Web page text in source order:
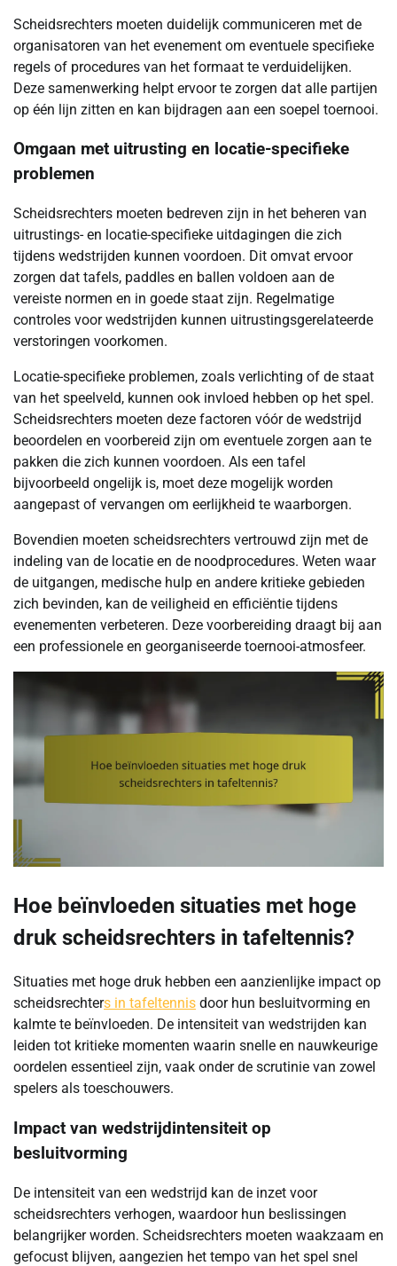
Scheidsrechters moeten duidelijk communiceren met de
organisatoren van het evenement om eventuele specifieke
regels of procedures van het formaat te verduidelijken.
Deze samenwerking helpt ervoor te zorgen dat alle partijen
op één lijn zitten en kan bijdragen aan een soepel toernooi.
Omgaan met uitrusting en locatie-specifieke
problemen
Scheidsrechters moeten bedreven zijn in het beheren van
uitrustings- en locatie-specifieke uitdagingen die zich
tijdens wedstrijden kunnen voordoen. Dit omvat ervoor
zorgen dat tafels, paddles en ballen voldoen aan de
vereiste normen en in goede staat zijn. Regelmatige
controles voor wedstrijden kunnen uitrustingsgerelateerde
verstoringen voorkomen.
Locatie-specifieke problemen, zoals verlichting of de staat
van het speelveld, kunnen ook invloed hebben op het spel.
Scheidsrechters moeten deze factoren vóór de wedstrijd
beoordelen en voorbereid zijn om eventuele zorgen aan te
pakken die zich kunnen voordoen. Als een tafel
bijvoorbeeld ongelijk is, moet deze mogelijk worden
aangepast of vervangen om eerlijkheid te waarborgen.
Bovendien moeten scheidsrechters vertrouwd zijn met de
indeling van de locatie en de noodprocedures. Weten waar
de uitgangen, medische hulp en andere kritieke gebieden
zich bevinden, kan de veiligheid en efficiëntie tijdens
evenementen verbeteren. Deze voorbereiding draagt bij aan
een professionele en georganiseerde toernooi-atmosfeer.
Hoe beïnvloeden situaties met hoge
druk scheidsrechters in tafeltennis?
Situaties met hoge druk hebben een aanzienlijke impact op
scheidsrechters in tafeltennis door hun besluitvorming en
kalmte te beïnvloeden. De intensiteit van wedstrijden kan
leiden tot kritieke momenten waarin snelle en nauwkeurige
oordelen essentieel zijn, vaak onder de scrutinie van zowel
spelers als toeschouwers.
Impact van wedstrijdintensiteit op
besluitvorming
De intensiteit van een wedstrijd kan de inzet voor
scheidsrechters verhogen, waardoor hun beslissingen
belangrijker worden. Scheidsrechters moeten waakzaam en
gefocust blijven, aangezien het tempo van het spel snel